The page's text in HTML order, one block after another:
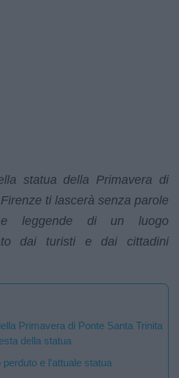
statua della Primavera di
ti lascerà senza parole
e leggende di un luogo
dai turisti e dai cittadini
Primavera di Ponte Santa Trinita
della statua
e l’attuale statua